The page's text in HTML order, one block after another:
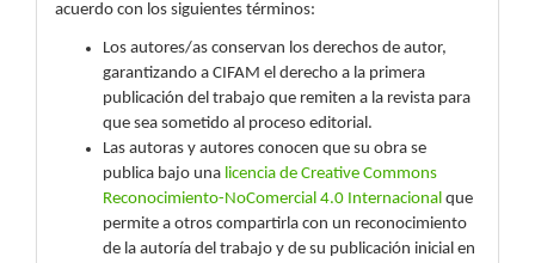
acuerdo con los siguientes términos:
Los autores/as conservan los derechos de autor,
garantizando a CIFAM el derecho a la primera
publicación del trabajo que remiten a la revista para
que sea sometido al proceso editorial.
Las autoras y autores conocen que su obra se
publica bajo una licencia de Creative Commons
Reconocimiento-NoComercial 4.0 Internacional que
permite a otros compartirla con un reconocimiento
de la autoría del trabajo y de su publicación inicial en